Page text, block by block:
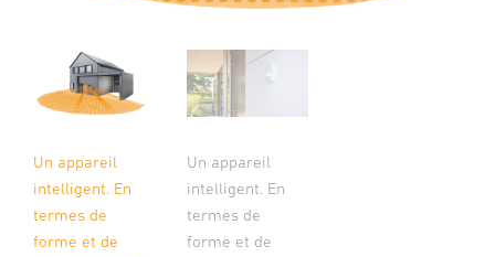
Un appareil
intelligent. En
termes de
forme et de
Un appareil
intelligent. En
termes de
forme et de